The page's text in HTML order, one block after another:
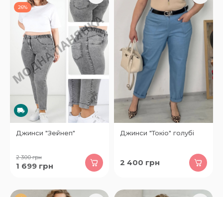
26%
Джинси "Зейнеп"
2 300грн
1 699 грн
Джинси "Токіо" голубі
2 400 грн